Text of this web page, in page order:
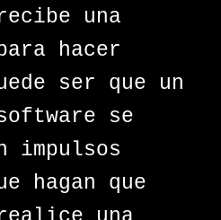
una
hacer
ser que un
se
impulsos
hagan que